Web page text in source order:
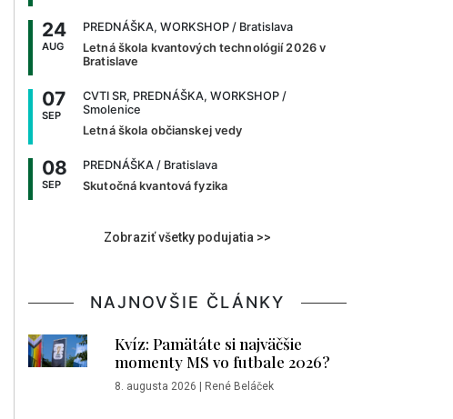
24
AUG
PREDNÁŠKA, WORKSHOP / Bratislava
Letná škola kvantových technológií 2026 v
Bratislave
07
SEP
CVTI SR, PREDNÁŠKA, WORKSHOP /
Smolenice
Letná škola občianskej vedy
08
SEP
PREDNÁŠKA / Bratislava
Skutočná kvantová fyzika
Zobraziť všetky podujatia >>
NAJNOVŠIE ČLÁNKY
Kvíz: Pamätáte si najväčšie
momenty MS vo futbale 2026?
8. augusta 2026 | René Beláček